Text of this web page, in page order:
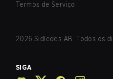
Termos de Serviço
2026 Sidledes AB. Todos os
SIGA